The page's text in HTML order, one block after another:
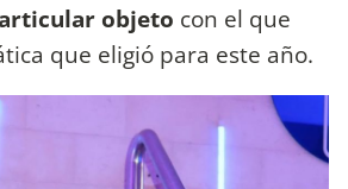
objeto con el que
que eligió para este año.